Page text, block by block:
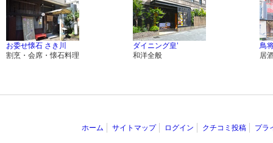
お委せ懐石 さき川
割烹・会席・懐石料理
ダイニング皇’
和洋全般
鳥
居
ホーム サイトマップ ログイン クチコミ投稿 プラ